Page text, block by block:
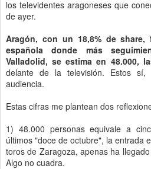
los televidentes aragoneses que
de ayer.
Aragón, con un 18,8% de share,
española donde más
Valladolid, se estima en 48.000,
delante de la televisión. Estos sí,
audiencia.
Estas cifras me plantean dos
1) 48.000 personas equivale a
últimos "doce de octubre", la entrada
toros de Zaragoza, apenas ha
Algo no cuadra.